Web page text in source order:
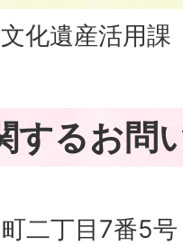
化遺産活用
するお問
二丁目7番5号